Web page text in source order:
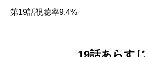
第19話視聴率9.4%